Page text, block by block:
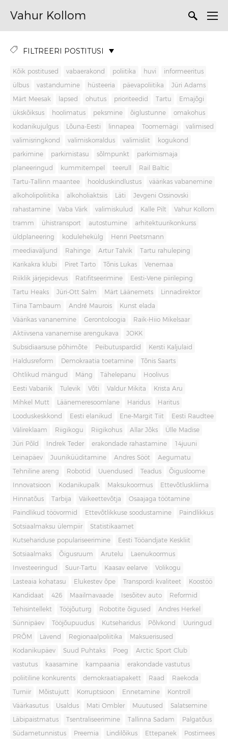
Vahur Kollom
FILTREERI POSTITUSI
Kõik postitused vabaerakond poliitika huvi informeeritus
ülbus vastandumine hüsteeria päevapoliitika Jüri Adams
Märt Meesak lapsed ohutus prioriteedid Tartu Emajõgi
ükskõiksus hoolimatus peksmine õiglustunne omakohus
kodanikujulgus Lõuna-Eesti linnapea Toomemägi valimised
valimisringkond valimiskorraldus valimisliit kogukond
parkimine parkimistasu sõlmpunkt parkimismaja
planeeringud kummitempel teerull Rail Baltic
Tartu-Tallinn maantee hoolduskindlustus väärikas vabanemine
alkoholipoliitika alkoholiaktsiis Läti Jevgeni Ossinovski
rahastamine Vaba Värk valimiskulud Kalle Pilt Vahur Kollom
tramm ühistransport autostumine arhitektuurikonkurss
üldplaneering kodulehekülg Henri Peetsmann
meediaväljund Rahinge Artur Talvik Tartu rahuleping
Karikakra klubi Piret Tarto Tõnis Lukas Venemaa
Riiklik järjepidevus Ratifitseerimine Eesti-Vene piirileping
Tartu Heaks Jüri-Ott Salm Märt Läänemets Linnadirektor
Tiina Tambaum André Maurois Kunst elada
Väärikas vananemine Gerontoloogia Raik-Hiio Mikelsaar
Aktiivsena vananemise arengukava JOKK
Subsidiaarsuse põhimõte Peibutuspardid Kersti Kaljulaid
Haldusreform Demokraatia toetamine Tõnis Saarts
Ohtlikud mängud Mäng Tähelepanu Hoolivus
Eesti Vabariik Tulevik Võti Valdur Mikita Krista Aru
Mihkel Mutt Läänemeresoomlane Haridus Haritus
Looduskeskkond Eesti elanikud Ene-Margit Tiit Eesti Raudtee
Välireklaam Riigikogu Riigikohus Allar Jõks Ülle Madise
Jüri Põld Indrek Teder erakondade rahastamine 14juuni
Leinapäev Juuniküüditamine Andres Sööt Aegumatu
Tehniline areng Robotid Uuendused Teadus Õigusloome
Innovatsioon Kodanikupalk Maksukoormus Ettevõtluskliima
Hinnatõus Tarbija Väikeettevõtja Osaajaga töötamine
Paindlikud töövormid Ettevõtlikkuse soodustamine Paindlikkus
Sotsiaalmaksu ülempiir Statistikaamet
Kutsehariduse populariseerimine Eesti Tööandjate Keskliit
Sotsiaalmaks Õigusruum Arutelu Laenukoormus
Investeeringud Suur-Tartu Kaasav eelarve Volikogu
Lasteaia kohatasu Elukestev õpe Transpordi kvaliteet Koostöö
Kandidaat 426 Maailmavaade Isesõitev auto Reformid
Tehisintellekt Tööjõuturg Robotite õigused Andres Herkel
Sünnipäev Tööjõupuudus Kutseharidus Põlvkond Uuringud
PRÕM Lävend Regionaalpoliitika Maksuerisused
Kodanikupäev Suud Puhtaks Poeg Arctic Sport Club
vastutus kaasamine kampaania erakondade vastutus
poliitiline konkurents demokraatiapakett Raad Raekoda
Turniir Mõistujutt Korruptsioon Ennetamine Kontroll
Väärkasutus Usaldus Mati Ombler Muutused Salatsemine
Läbipaistmatus Tsentraliseerimine Tallinna Sadam Palgatõus
Südametunnistus Preemia Lindilõikus Ettepanek Postimees